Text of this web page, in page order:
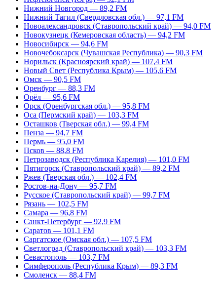
Нижний Новгород — 89,2 FM
Нижний Тагил (Свердловская обл.) — 97,1 FM
Новоалександровск (Ставропольский край) — 94,0 FM
Новокузнецк (Кемеровская область) — 94,2 FM
Новосибирск — 94,6 FM
Новочебоксарск (Чувашская Республика) — 90,3 FM
Норильск (Красноярский край) — 107,4 FM
Новый Свет (Республика Крым) — 105,6 FM
Омск — 90,5 FM
Оренбург — 88,3 FM
Орёл — 95,6 FM
Орск (Оренбургская обл.) — 95,8 FM
Оса (Пермский край) — 103,3 FM
Осташков (Тверская обл.) — 99,4 FM
Пенза — 94,7 FM
Пермь — 95,0 FM
Псков — 88,8 FM
Петрозаводск (Республика Карелия) — 101,0 FM
Пятигорск (Ставропольский край) — 89,2 FM
Ржев (Тверская обл.) — 102,4 FM
Ростов-на-Дону — 95,7 FM
Русское (Ставропольский край) — 99,7 FM
Рязань — 102,5 FM
Самара — 96,8 FM
Санкт-Петербург — 92,9 FM
Саратов — 101,1 FM
Саргатское (Омская обл.) — 107,5 FM
Светлоград (Ставропольский край) — 103,3 FM
Севастополь — 103,7 FM
Симферополь (Республика Крым) — 89,3 FM
Смоленск — 88,4 FM